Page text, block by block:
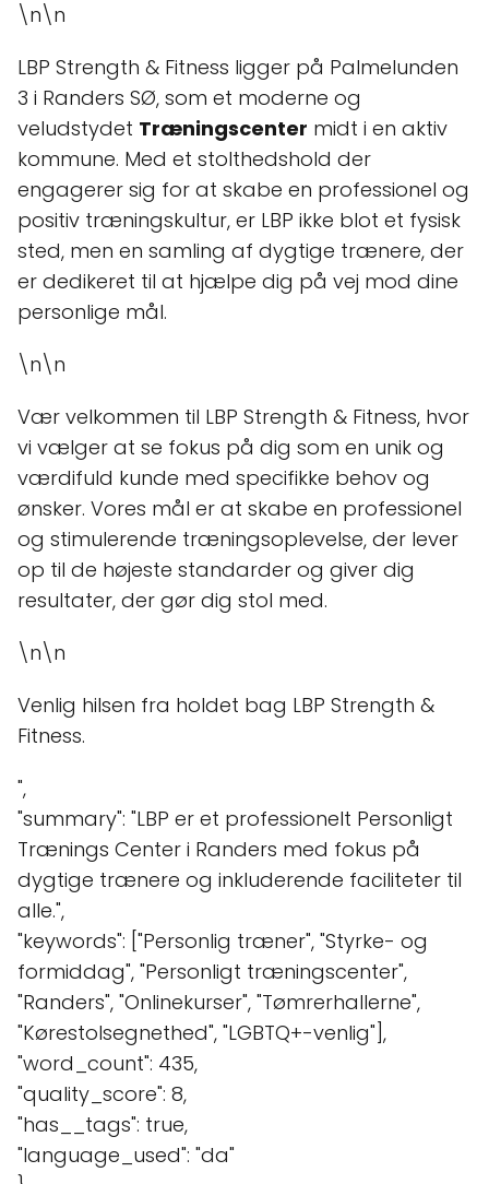
\n\n
LBP Strength & Fitness ligger på Palmelunden
3 i Randers SØ, som et moderne og
veludstydet Træningscenter midt i en aktiv
kommune. Med et stolthedshold der
engagerer sig for at skabe en professionel og
positiv træningskultur, er LBP ikke blot et fysisk
sted, men en samling af dygtige trænere, der
er dedikeret til at hjælpe dig på vej mod dine
personlige mål.
\n\n
Vær velkommen til LBP Strength & Fitness, hvor
vi vælger at se fokus på dig som en unik og
værdifuld kunde med specifikke behov og
ønsker. Vores mål er at skabe en professionel
og stimulerende træningsoplevelse, der lever
op til de højeste standarder og giver dig
resultater, der gør dig stol med.
\n\n
Venlig hilsen fra holdet bag LBP Strength &
Fitness.
",
"summary": "LBP er et professionelt Personligt
Trænings Center i Randers med fokus på
dygtige trænere og inkluderende faciliteter til
alle.",
"keywords": ["Personlig træner", "Styrke- og
formiddag", "Personligt træningscenter",
"Randers", "Onlinekurser", "Tømrerhallerne",
"Kørestolsegnethed", "LGBTQ+-venlig"],
"word_count": 435,
"quality_score": 8,
"has__tags": true,
"language_used": "da"